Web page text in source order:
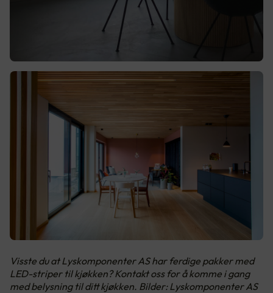
Visste du at Lyskomponenter AS har ferdige pakker med
LED-striper til kjøkken? Kontakt oss for å komme i gang
med belysning til ditt kjøkken. Bilder: Lyskomponenter AS